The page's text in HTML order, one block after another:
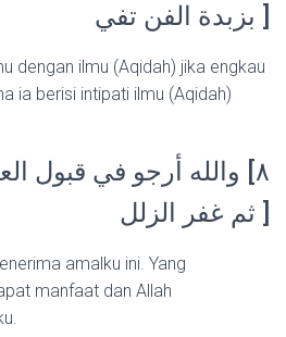
بزبدة الفن تفي ]
dengan ilmu (Aqidah) jika engkau
ia berisi intipati ilmu (Aqidah)
٨] والله أرجو في قبول
ثم غفر الزلل ]
amalku ini. Yang
manfaat dan Allah